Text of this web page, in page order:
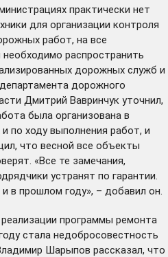
практически нет
для организации контроля
работ, на все
распространить
дорожных служб и
дорожного
Дмитрий Вавринчук уточнил,
была организована в
по ходу выполнения работ, и
что весной все объекты
«Все те замечания,
устранят по гарантии.
в прошлом году», – добавил он.
программы ремонта
стала недобросовестность
Шарыпов рассказал, что